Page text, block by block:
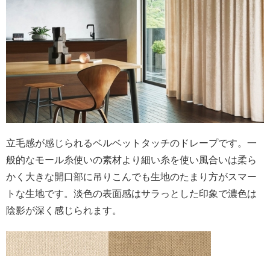
立毛感が感じられるベルベットタッチのドレープです。一
般的なモール糸使いの素材より細い糸を使い風合いは柔ら
かく大きな開口部に吊りこんでも生地のたまり方がスマー
トな生地です。淡色の表面感はサラっとした印象で濃色は
陰影が深く感じられます。